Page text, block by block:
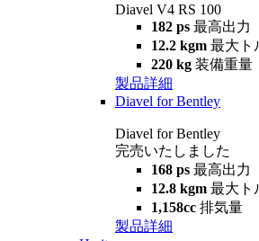
Diavel V4 RS 100
182 ps 最高出力
12.2 kgm 最大ト
220 kg 装備重量
製品詳細
Diavel for Bentley
Diavel for Bentley
完売いたしました
168 ps 最高出力
12.8 kgm 最大ト
1,158cc 排気量
製品詳細